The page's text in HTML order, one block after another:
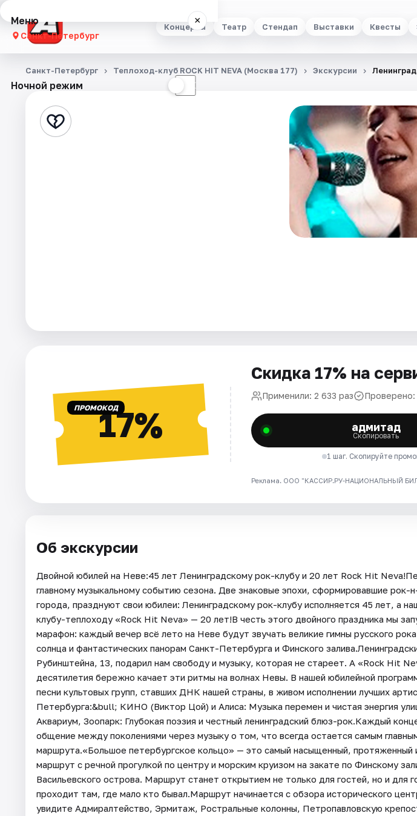
Концерты Театр Стендап Выставки Квесты
Меню ×
Санкт-Петербург
Концерты
Стендап
Площадки
Ночной режим ☾
Санкт-Петербург Теплоход-клуб ROCK HIT NEVA (Москва 177) Экскурсии
ПРОМОКОД17%
Скидка 17% на
Применили: 2 633 раз Проверено:
адмитад
Скопировать
1 шаг. Скопируйте
Реклама. ООО "КАССИР.РУ-НАЦИОНАЛЬНЫЙ
Об экскурсии
Двойной юбилей на Неве:45 лет Ленинградскому рок-клубу и 20 лет Rock Hit
главному музыкальному событию сезона. Две знаковые эпохи, сформировавшие рок-
города, празднуют свои юбилеи: Ленинградскому рок-клубу исполняется 45 лет, а
клубу-теплоходу «Rock Hit Neva» — 20 лет!В честь этого двойного праздника мы
марафон: каждый вечер всё лето на Неве будут звучать великие гимны русского
солнца и фантастических панорам Санкт-Петербурга и Финского
Рубинштейна, 13, подарил нам свободу и музыку, которая не стареет. А «Rock Hit
десятилетия бережно качает эти ритмы на волнах Невы. В нашей юбилейной
песни культовых групп, ставших ДНК нашей страны, в живом исполнении лучших
Петербурга:&bull; КИНО (Виктор Цой) и Алиса: Музыка перемен и чистая энергия
Аквариум, Зоопарк: Глубокая поэзия и честный ленинградский блюз-рок.Каждый
общение между поколениями через музыку о том, что всегда остается самым
маршрута.«Большое петербургское кольцо» — это самый насыщенный, протяженный
маршрут с речной прогулкой по центру и морским круизом на закате по Финскому
Васильевского острова. Маршрут станет открытием не только для гостей, но и для
проходит там, где мало кто бывал.Маршрут начинается с обзора исторического
увидите Адмиралтейство, Эрмитаж, Ростральные колонны, Петропавловскую